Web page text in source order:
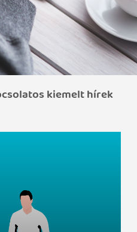
kiemelt hírek